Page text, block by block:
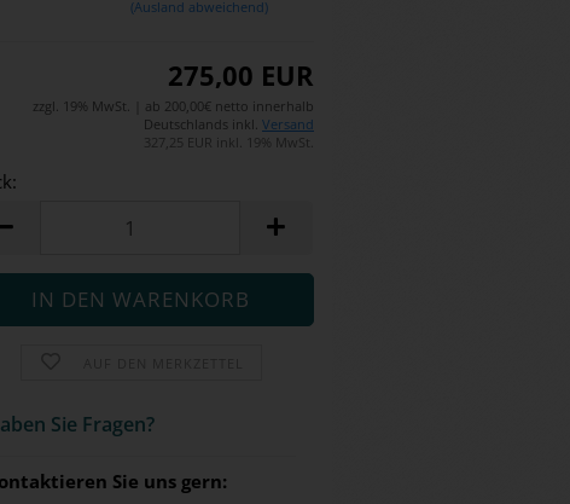
(Ausland abweichend)
275,00 EUR
zzgl. 19% MwSt. | ab 200,00€ netto innerhalb
Deutschlands inkl. Versand
327,25 EUR inkl. 19% MwSt.
Sie Fra­gen?
Sie uns gern: